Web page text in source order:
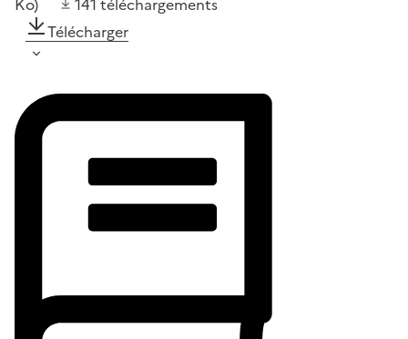
Ko) 141 téléchargements
Télécharger